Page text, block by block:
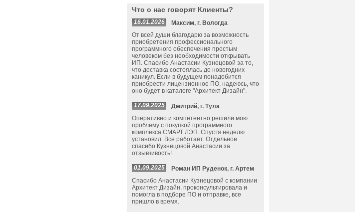
Что о нас говорят Клиенты?
16.01.2026
Максим, г. Вологда
От всей души благодарю за возможность
приобретения профессионального
программного обеспечения простым
человеком без необходимости открывать
ИП. Спасибо Анастасии Кузнецовой за то,
что доставка состоялась до новогодних
каникул. Если в будущем понадобится
приобрести лицензионное ПО, надеюсь, что
оно будет в каталоге "Архитект Дизайн".
17.09.2025
Дмитрий, г. Тула
Оперативно и компетентно решили мою
проблему с покупкой программного
комплекса СМАРТ ЛЭП. Спустя неделю
установил. Все работает. Отдельное
спасибо Кузнецовой Анастасии за
отзывчивость!
01.09.2025
Роман ИП Руденок, г. Артем
Спасибо Анастасии Кузнецовой с компании
Архитект Дизайн, проконсультировала и
помогла в подборе ПО и отправке, все
пришло в время.